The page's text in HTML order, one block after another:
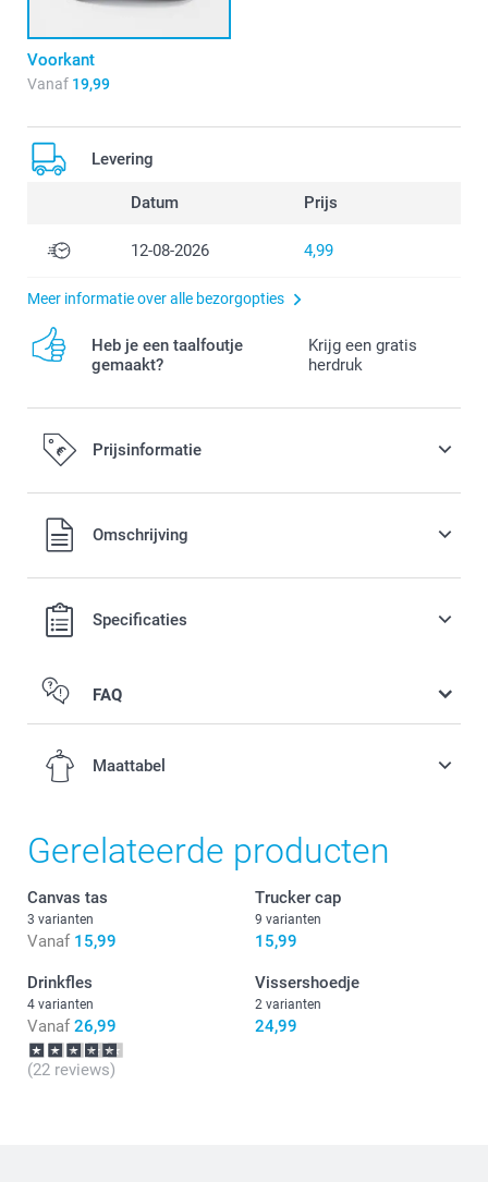
Voorkant
Vanaf 19,99
Levering
Datum Prijs
12-08-2026 4,99
Meer informatie over alle bezorgopties
Heb je een taalfoutje
gemaakt?
Krijg een gratis
herdruk
Prijsinformatie
Alle prijzen zijn in EURO (€) inclusief BTW en exclusief
verzendkosten.Omschrijving
Specificaties
FAQ
Maattabel
2-4 jaar
50-51 cm
4-6 jaar
51-52 cm
Gerelateerde producten
Canvas tas
3 varianten
Vanaf 15,99
Trucker cap
9 varianten
15,99
Drinkfles
4 varianten
Vanaf 26,99
(22 reviews)
Vissershoedje
2 varianten
24,99